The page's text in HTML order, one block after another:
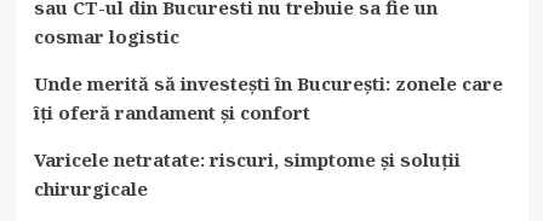
sau CT-ul din Bucuresti nu trebuie sa fie un
cosmar logistic
Unde merită să investești în București: zonele care
îți oferă randament și confort
Varicele netratate: riscuri, simptome și soluții
chirurgicale